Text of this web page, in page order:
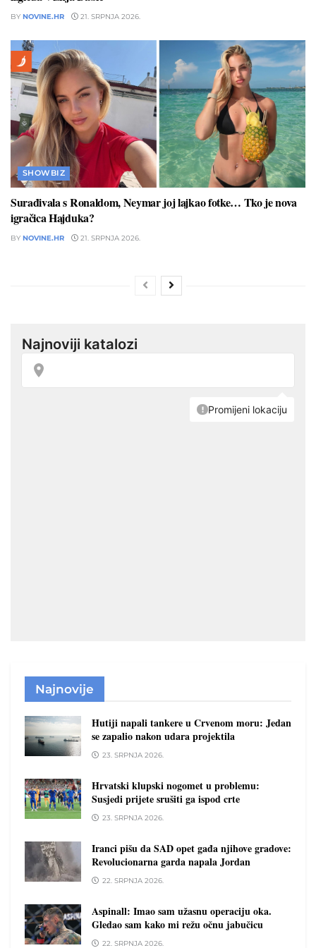
BY NOVINE.HR 21. SRPNJA 2026.
SHOWBIZ
Surađivala s Ronaldom, Neymar joj lajkao fotke… Tko je nova
igračica Hajduka?
BY NOVINE.HR 21. SRPNJA 2026.
Najnovije
Hutiji napali tankere u Crvenom moru: Jedan
se zapalio nakon udara projektila
23. SRPNJA 2026.
Hrvatski klupski nogomet u problemu:
Susjedi prijete srušiti ga ispod crte
23. SRPNJA 2026.
Iranci pišu da SAD opet gađa njihove gradove:
Revolucionarna garda napala Jordan
22. SRPNJA 2026.
Aspinall: Imao sam užasnu operaciju oka.
Gledao sam kako mi režu očnu jabučicu
22. SRPNJA 2026.